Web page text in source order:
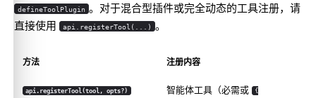
defineToolPlugin 。对于混合型插件或完全动态的工具注册，请
直接使用
api.registerTool(...) 。
方法 注册内容
api.registerTool(tool, opts?) 智能体工具（必需或 {